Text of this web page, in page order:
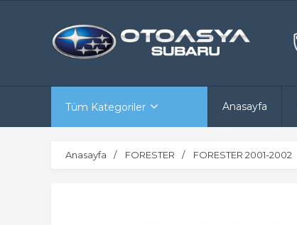
Tüm Kategoriler Anasayfa
Anasayfa FORESTER FORESTER 2001-2002